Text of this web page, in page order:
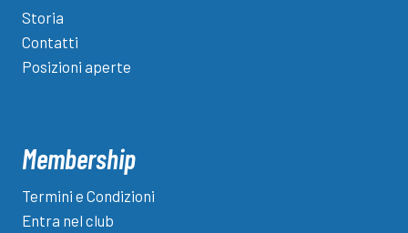
Gugliemotti,
Fogliata
e
Storia
Contatti
Posizioni aperte
Membership
Termini e Condizioni
Entra nel club